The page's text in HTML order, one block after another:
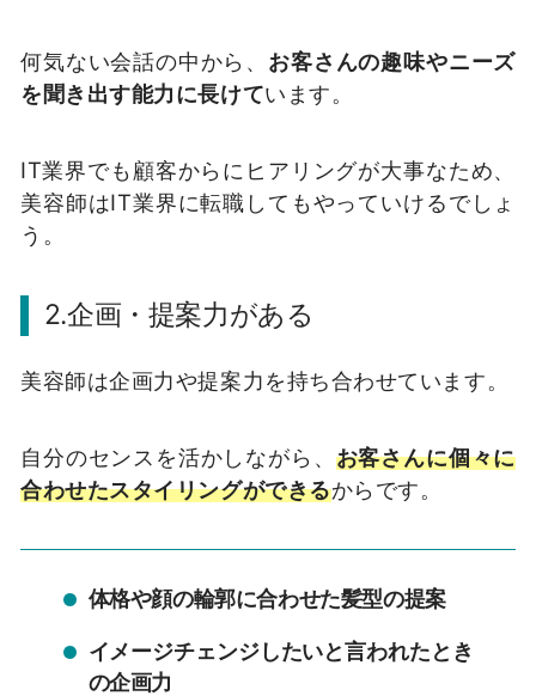
何気ない会話の中から、 お客さんの趣味やニーズ
を聞き出す能力に長けています。
IT業界でも顧客からにヒアリングが大事なため、
美容師はIT業界に転職してもやっていけるでしょ
う。
2.企画・提案力がある
美容師は企画力や提案力を持ち合わせています。
自分のセンスを活かしながら、 お客さんに個々に
合わせたスタイリングができるからです。
体格や顔の輪郭に合わせた髪型の提案
イメージチェンジしたいと言われたとき
の企画力